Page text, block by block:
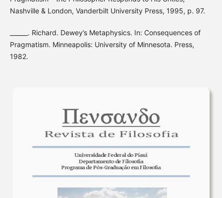
Nashville & London, Vanderbilt University Press, 1995, p. 97.
______. Richard. Dewey’s Metaphysics. In: Consequences of
Pragmatism. Minneapolis: University of Minnesota. Press,
1982.